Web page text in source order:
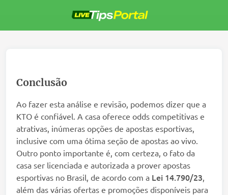
o
Conclusão
Ao fazer esta análise e revisão, podemos dizer que a
KTO é confiável. A casa oferece odds competitivas e
atrativas, inúmeras opções de apostas esportivas,
inclusive com uma ótima seção de apostas ao vivo.
Outro ponto importante é, com certeza, o fato da
casa ser licenciada e autorizada a prover apostas
esportivas no Brasil, de acordo com a Lei 14.790/23,
além das várias ofertas e promoções disponíveis para